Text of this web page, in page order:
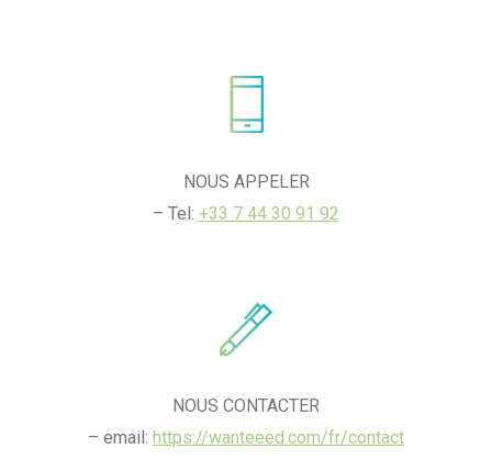
NOUS APPELER
– Tel: +33 7 44 30 91 92
NOUS CONTACTER
– email: https://wanteeed.com/fr/contact